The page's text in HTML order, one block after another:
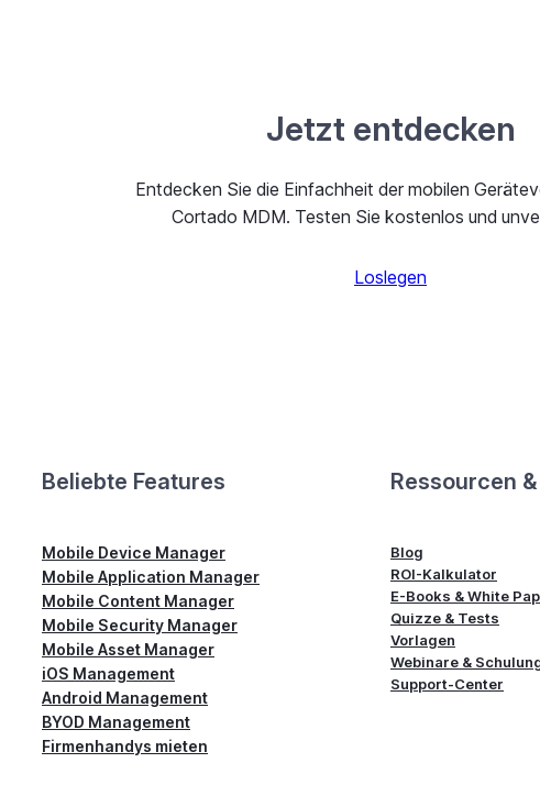
Jetzt entdecken
Entdecken Sie die Einfachheit der mobilen
Cortado MDM. Testen Sie kostenlos und
Loslegen
Beliebte Features
Mobile Device Manager
Mobile Application Manager
Mobile Content Manager
Mobile Security Manager
Mobile Asset Manager
iOS Management
Android Management
BYOD Management
Firmenhandys mieten
Ressourcen
Blog
ROI-Kalkulator
E-Books & White
Quizze & Tests
Vorlagen
Webinare &
Support-Center